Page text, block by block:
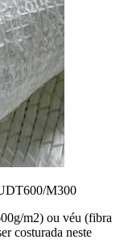
M300
m2) ou véu (fibra
costurada neste